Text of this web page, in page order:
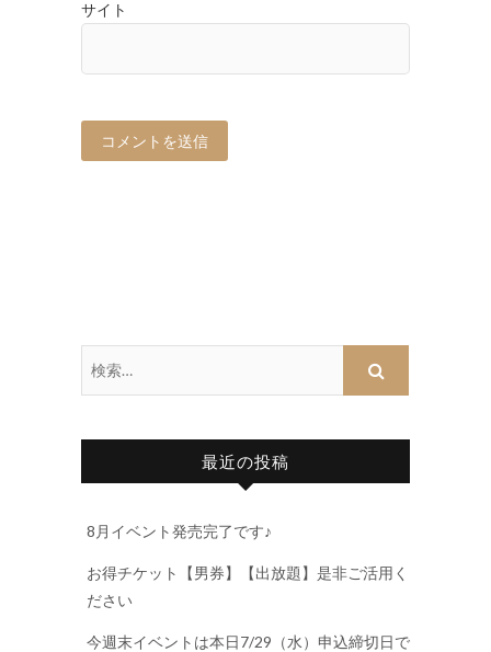
サイト
最近の投稿
8月イベント発売完了です♪
お得チケット【男券】【出放題】是非ご活用く
ださい
今週末イベントは本日7/29（水）申込締切日で